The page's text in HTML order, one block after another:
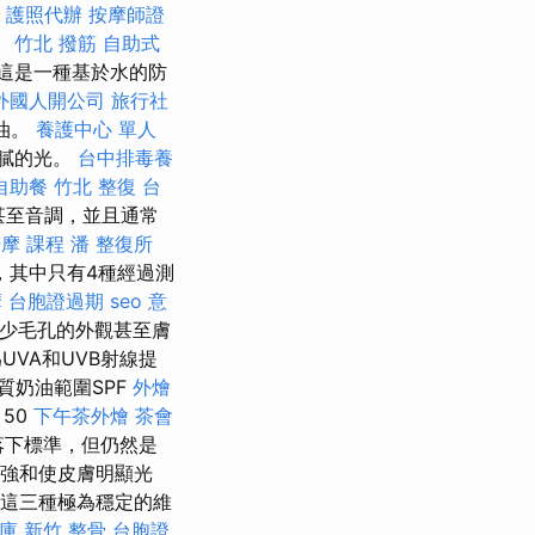
護照代辦 按摩師證
竹北 撥筋 自助式
是一種基於水的防
國人開公司 旅行社
。 養護中心 單人
的光。 台中排毒養
助餐 竹北 整復 台
音調，並且通常
課程 潘 整復所
中只有4種經過測
台胞證過期 seo 意
毛孔的外觀甚至膚
和UVB射線提
奶油範圍SPF 外燴
下午茶外燴 茶會
標準，但仍然是
和使皮膚明顯光
三種極為穩定的維
新竹 整骨 台胞證